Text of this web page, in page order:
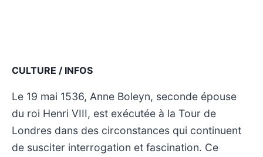
CULTURE / INFOS
Le 19 mai 1536, Anne Boleyn, seconde épouse
du roi Henri VIII, est exécutée à la Tour de
Londres dans des circonstances qui continuent
de susciter interrogation et fascination. Ce